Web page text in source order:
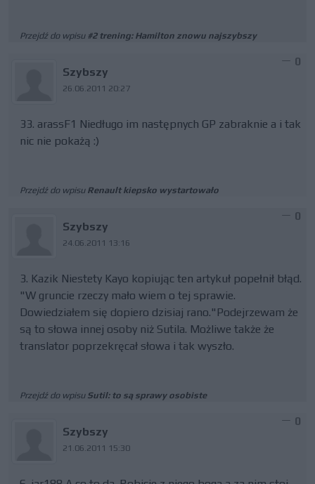
Przejdź do wpisu #2 trening: Hamilton znowu najszybszy
Szybszy
26.06.2011 20:27
0
33. arassF1 Niedługo im następnych GP zabraknie a i tak
nic nie pokażą :)
Przejdź do wpisu Renault kiepsko wystartowało
Szybszy
24.06.2011 13:16
0
3. Kazik Niestety Kayo kopiując ten artykuł popełnił błąd.
"W gruncie rzeczy mało wiem o tej sprawie.
Dowiedziałem się dopiero dzisiaj rano."Podejrzewam że
są to słowa innej osoby niż Sutila. Możliwe także że
translator poprzekręcał słowa i tak wyszło.
Przejdź do wpisu Sutil: to są sprawy osobiste
Szybszy
21.06.2011 15:30
0